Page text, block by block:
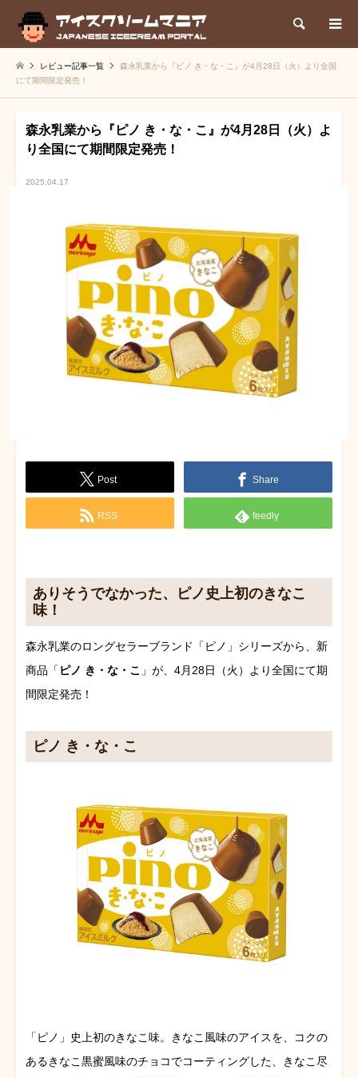
検索
レビュー記事一覧
森永乳業から『ピノ き・な・こ』が4月28日（火）より全国
にて期間限定発売！
森永乳業から『ピノ き・な・こ』が4月28日（火）よ
り全国にて期間限定発売！
2025.04.17
Post Share
RSS feedly
ありそうでなかった、ピノ史上初のきなこ
味！
森永乳業のロングセラーブランド「ピノ」シリーズから、新
商品「 ピノ き・な・こ 」が、4月28日（火）より全国にて期
間限定発売！
ピノ き・な・こ
「ピノ」史上初のきなこ味。きなこ風味のアイスを、コクの
あるきなこ黒蜜風味のチョコでコーティングした、きなこ尽